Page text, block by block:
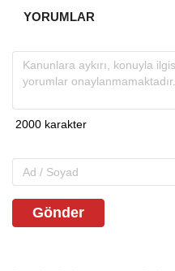
YORUMLAR
Gönder